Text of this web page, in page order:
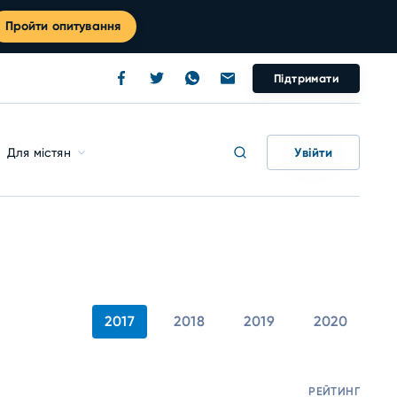
Пройти опитування
Підтримати
Для містян Увійти
2017 2018 2019 2020
РЕЙТИНГ